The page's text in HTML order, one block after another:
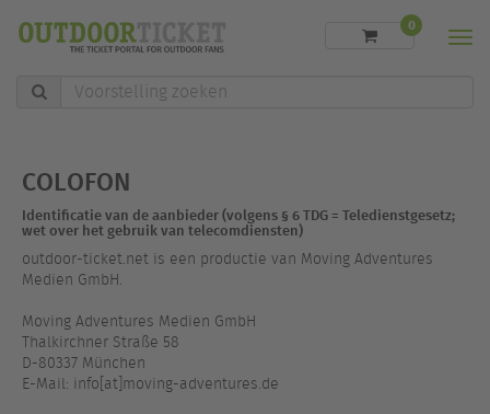
Voorstelling
zoeken
0
COLOFON
Identificatie van de aanbieder (volgens § 6 TDG = Teledienstgesetz;
wet over het gebruik van telecomdiensten)
outdoor-ticket.net is een productie van Moving Adventures
Medien GmbH.
Moving Adventures Medien GmbH
Thalkirchner Straße 58
D-80337 München
E-Mail: info[at]moving-adventures.de